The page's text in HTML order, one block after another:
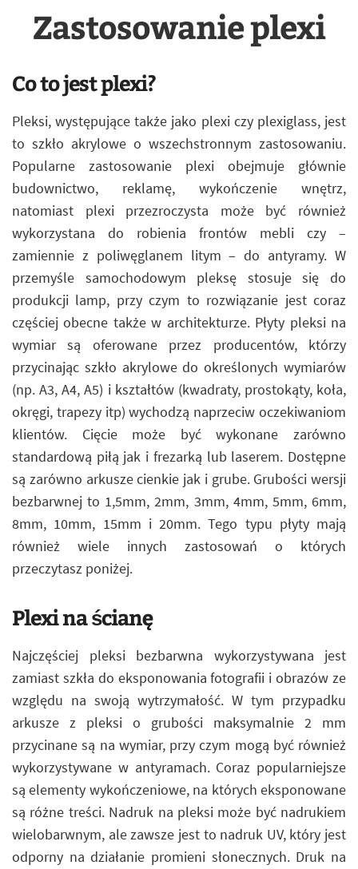
Zastosowanie plexi
Co to jest plexi?
Pleksi, występujące także jako plexi czy plexiglass, jest
to szkło akrylowe o wszechstronnym zastosowaniu.
Popularne zastosowanie plexi obejmuje głównie
budownictwo, reklamę, wykończenie wnętrz,
natomiast plexi przezroczysta może być również
wykorzystana do robienia frontów mebli czy –
zamiennie z poliwęglanem litym – do antyramy. W
przemyśle samochodowym pleksę stosuje się do
produkcji lamp, przy czym to rozwiązanie jest coraz
częściej obecne także w architekturze. Płyty pleksi na
wymiar są oferowane przez producentów, którzy
przycinając szkło akrylowe do określonych wymiarów
(np. A3, A4, A5) i kształtów (kwadraty, prostokąty, koła,
okręgi, trapezy itp) wychodzą naprzeciw oczekiwaniom
klientów. Cięcie może być wykonane zarówno
standardową piłą jak i frezarką lub laserem. Dostępne
są zarówno arkusze cienkie jak i grube. Grubości wersji
bezbarwnej to 1,5mm, 2mm, 3mm, 4mm, 5mm, 6mm,
8mm, 10mm, 15mm i 20mm. Tego typu płyty mają
również wiele innych zastosowań o których
przeczytasz poniżej.
Plexi na ścianę
Najczęściej pleksi bezbarwna wykorzystywana jest
zamiast szkła do eksponowania fotografii i obrazów ze
względu na swoją wytrzymałość. W tym przypadku
arkusze z pleksi o grubości maksymalnie 2 mm
przycinane są na wymiar, przy czym mogą być również
wykorzystywane w antyramach. Coraz popularniejsze
są elementy wykończeniowe, na których eksponowane
są różne treści. Nadruk na pleksi może być nadrukiem
wielobarwnym, ale zawsze jest to nadruk UV, który jest
odporny na działanie promieni słonecznych. Druk na